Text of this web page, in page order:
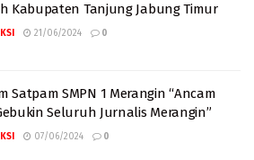
Kabupaten Tanjung Jabung Timur
21/06/2024 0
Satpam SMPN 1 Merangin “Ancam
Seluruh Jurnalis Merangin”
07/06/2024 0